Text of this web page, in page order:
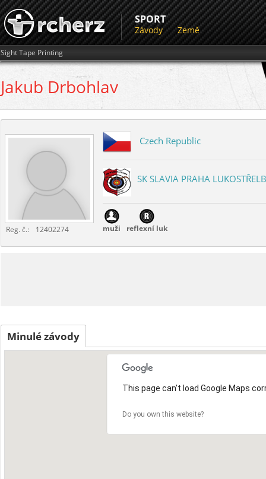
SPORT
Závody Země
Sight Tape Printing
Jakub Drbohlav
Reg. č.: 12402274
Czech Republic
SK SLAVIA PRAHA
muži reflexní luk
Minulé závody
This page can't load Google Maps
Do you own this website?